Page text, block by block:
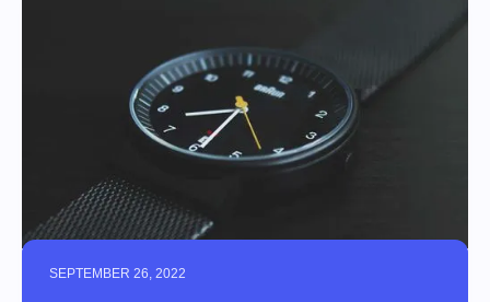
SEPTEMBER 26, 2022